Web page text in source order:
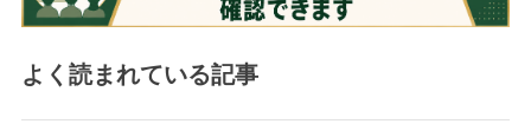
よく読まれている記事